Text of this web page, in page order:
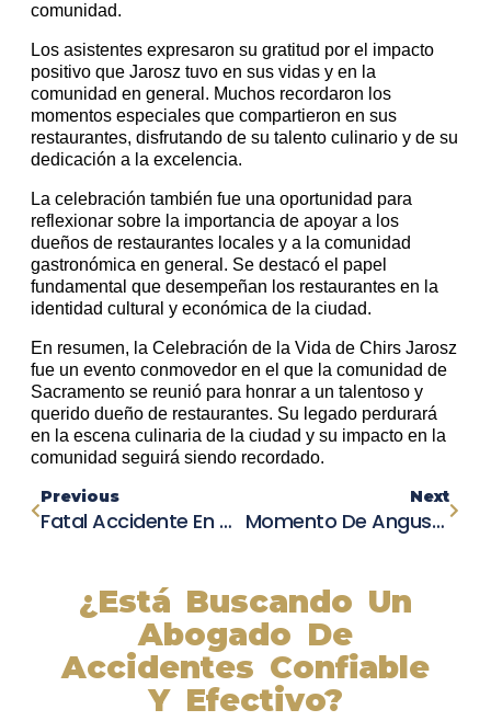
comunidad.
Los asistentes expresaron su gratitud por el impacto
positivo que Jarosz tuvo en sus vidas y en la
comunidad en general. Muchos recordaron los
momentos especiales que compartieron en sus
restaurantes, disfrutando de su talento culinario y de su
dedicación a la excelencia.
La celebración también fue una oportunidad para
reflexionar sobre la importancia de apoyar a los
dueños de restaurantes locales y a la comunidad
gastronómica en general. Se destacó el papel
fundamental que desempeñan los restaurantes en la
identidad cultural y económica de la ciudad.
En resumen, la Celebración de la Vida de Chirs Jarosz
fue un evento conmovedor en el que la comunidad de
Sacramento se reunió para honrar a un talentoso y
querido dueño de restaurantes. Su legado perdurará
en la escena culinaria de la ciudad y su impacto en la
comunidad seguirá siendo recordado.
Previous
Fatal Accidente En Australia: Autobús Se Vuelca Y Causa La Muerte De 10 Invitados A Una Boda
Next
Momento De Angustia: Conductor Es Sacado Del Agua Tras Estrellarse En El Océano De California
¿Está Buscando Un
Abogado De
Accidentes Confiable
Y Efectivo?